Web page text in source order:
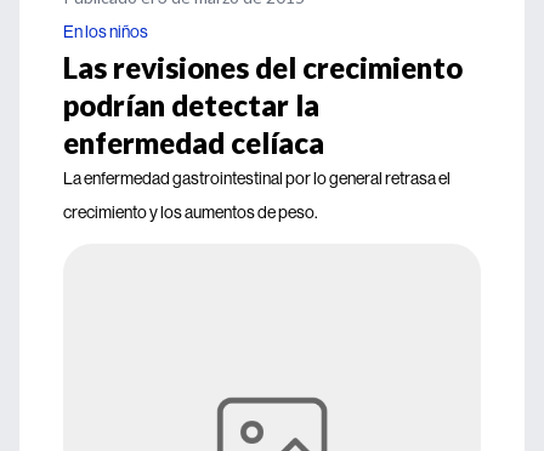
En los niños
Las revisiones del crecimiento
podrían detectar la
enfermedad celíaca
La enfermedad gastrointestinal por lo general retrasa el
crecimiento y los aumentos de peso.